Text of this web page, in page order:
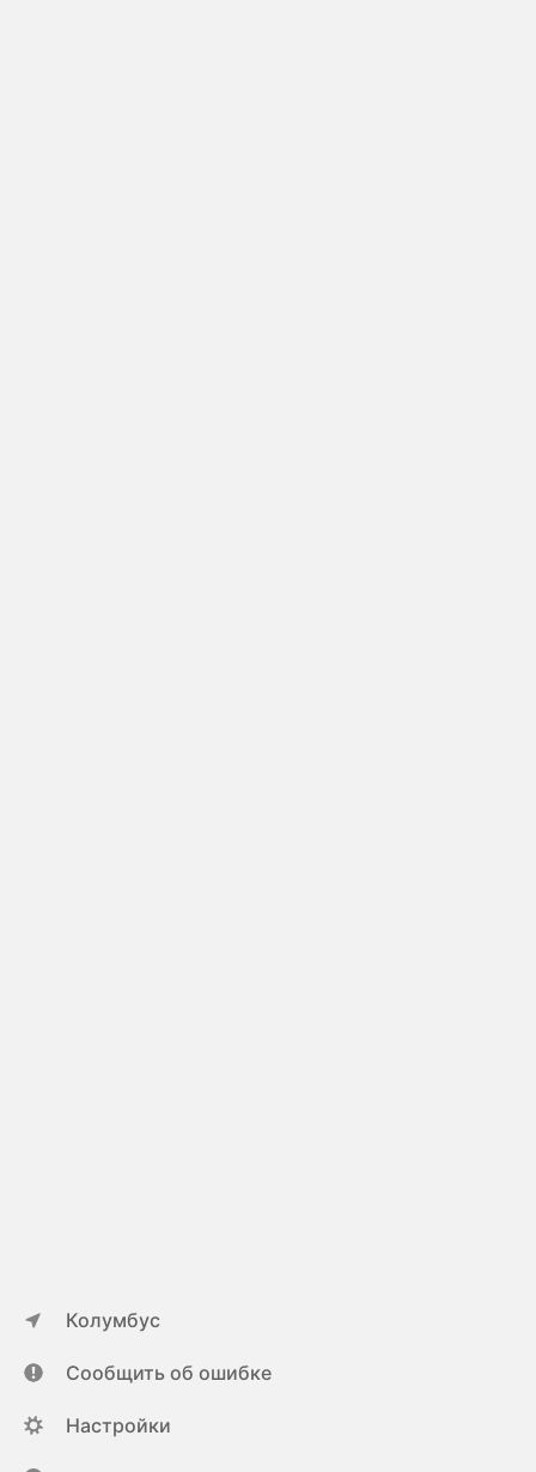
Колумбус
Сообщить об ошибке
Настройки